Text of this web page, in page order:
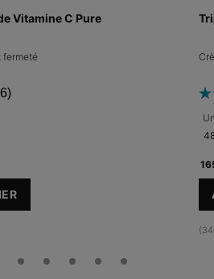
Vitamine C Pure
fermeté
AVEC 15 % DE VITAMINE C